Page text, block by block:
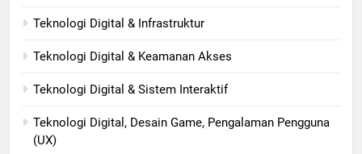
Teknologi Digital & Infrastruktur
Teknologi Digital & Keamanan Akses
Teknologi Digital & Sistem Interaktif
Teknologi Digital, Desain Game, Pengalaman Pengguna
(UX)